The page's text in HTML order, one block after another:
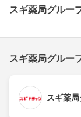
スギ薬局グルー
スギ薬局グルー
スギ薬